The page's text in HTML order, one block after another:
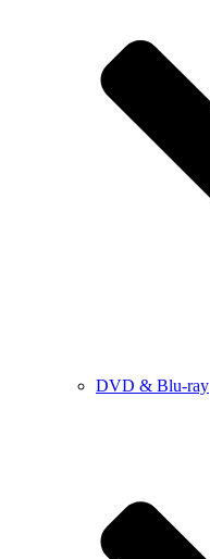
DVD & Blu-ray